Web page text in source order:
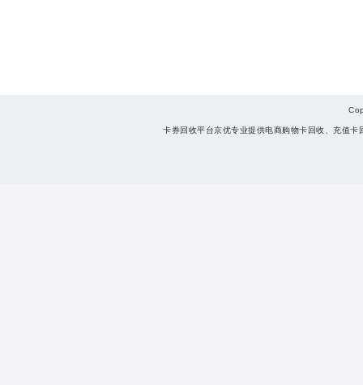
卡券回收平台京优专业提供电商购物卡回收、充值